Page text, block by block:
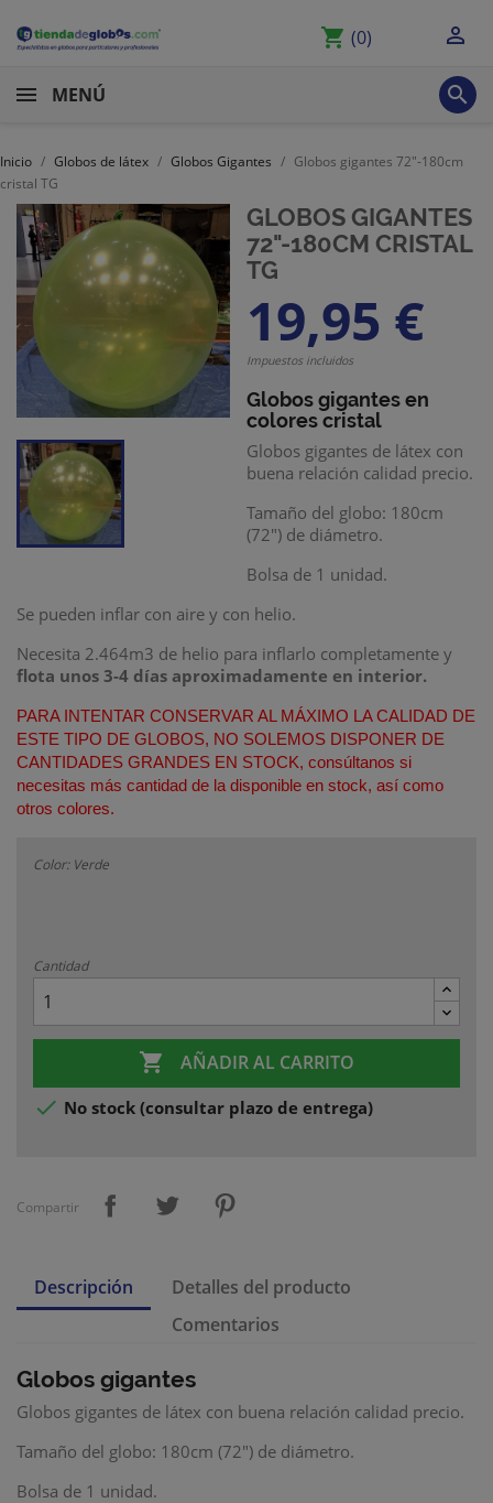
shopping_cart (0) 
MENÚ 
Inicio Globos de látex Globos Gigantes
Globos gigantes 72"-180cm
cristal TG
GLOBOS GIGANTES
72"-180CM CRISTAL
TG
19,95 €
Impuestos incluidos
Globos gigantesen
colores cristal
Globos gigantes de látex con
buena relación calidad precio.
Tamaño del globo: 180cm
(72") de diámetro.
Bolsa de 1 unidad.
Se pueden inflar con aire y con helio.
Necesita 2.464m3 de helio para inflarlo completamente y
flota unos 3-4 días aproximadamente en interior.
PARA INTENTAR CONSERVAR AL MÁXIMO LA CALIDAD DE
ESTE TIPO DE GLOBOS, NO SOLEMOS DISPONER DE
CANTIDADES GRANDES EN STOCK, consúltanos si
necesitas más cantidad de la disponible en stock, así como
otros colores.
Color: Verde
Cantidad
 AÑADIR AL CARRITO
 No stock (consultar plazo de entrega)
Compartir
Descripción
Detalles del producto
Comentarios
Globos gigantes
Globos gigantes de látex con buena relación calidad precio.
Tamaño del globo: 180cm (72") de diámetro.
Bolsa de 1 unidad.